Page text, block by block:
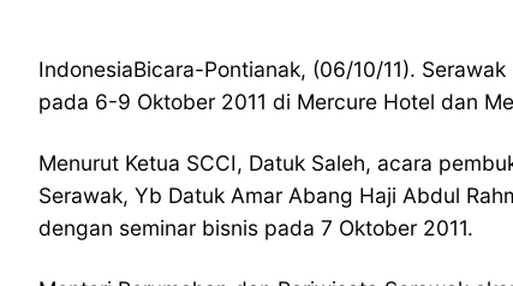
IndonesiaBicara-Pontianak, (06/10/11).
pada 6-9 Oktober 2011 di Mercure Hotel dan
Menurut Ketua SCCI, Datuk Saleh, acara
Serawak, Yb Datuk Amar Abang Haji Abdul
dengan seminar bisnis pada 7 Oktober 2011.